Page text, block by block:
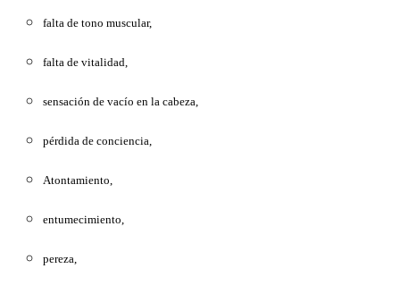
falta de tono muscular,
falta de vitalidad,
sensación de vacío en la cabeza,
pérdida de conciencia,
Atontamiento,
entumecimiento,
pereza,